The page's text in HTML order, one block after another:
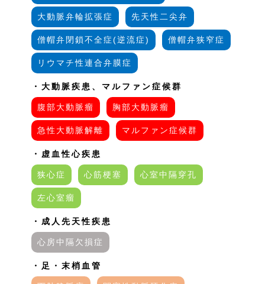
大動脈弁輪拡張症 先天性二尖弁
僧帽弁閉鎖不全症(逆流症) 僧帽弁狭窄症
リウマチ性連合弁膜症
・大動脈疾患、マルファン症候群
腹部大動脈瘤 胸部大動脈瘤
急性大動脈解離 マルファン症候群
・虚血性心疾患
狭心症 心筋梗塞 心室中隔穿孔
左心室瘤
・成人先天性疾患
心房中隔欠損症
・足・末梢血管